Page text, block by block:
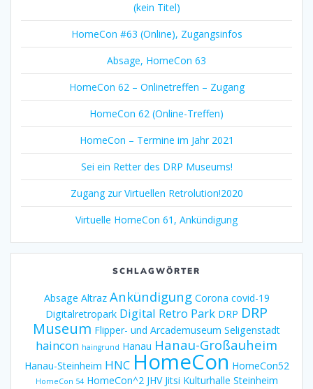
(kein Titel)
HomeCon #63 (Online), Zugangsinfos
Absage, HomeCon 63
HomeCon 62 – Onlinetreffen – Zugang
HomeCon 62 (Online-Treffen)
HomeCon – Termine im Jahr 2021
Sei ein Retter des DRP Museums!
Zugang zur Virtuellen Retrolution!2020
Virtuelle HomeCon 61, Ankündigung
SCHLAGWÖRTER
Absage Altraz Ankündigung Corona covid-19
Digitalretropark Digital Retro Park DRP DRP
Museum Flipper- und Arcademuseum Seligenstadt
haincon haingrund Hanau Hanau-Großauheim
Hanau-Steinheim HNC HomeCon HomeCon52
HomeCon 54 HomeCon^2 JHV Jitsi Kulturhalle Steinheim